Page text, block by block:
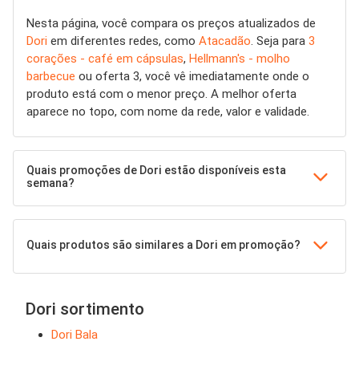
Nesta página, você compara os preços atualizados de
Dori em diferentes redes, como Atacadão. Seja para 3
corações - café em cápsulas, Hellmann's - molho
barbecue ou oferta 3, você vê imediatamente onde o
produto está com o menor preço. A melhor oferta
aparece no topo, com nome da rede, valor e validade.
Quais promoções de Dori estão disponíveis esta
semana?
Quais produtos são similares a Dori em promoção?
Dori sortimento
Dori Bala